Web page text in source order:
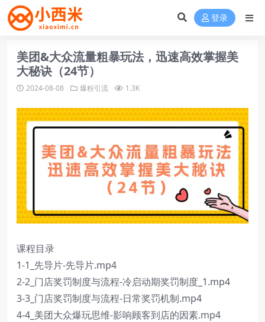
登录
美团&大众流量粗暴玩法，迅速高效掌握美
大秘诀（24节）
2024-08-08 爆粉引流 1.3K
课程目录
1-1_先导片-先导片.mp4
2-2_门店奖罚制度与流程-冷启动期奖罚制度_1.mp4
3-3_门店奖罚制度与流程-日常奖罚机制.mp4
4-4_美团大众爆玩思维-影响顾客到店的因素.mp4